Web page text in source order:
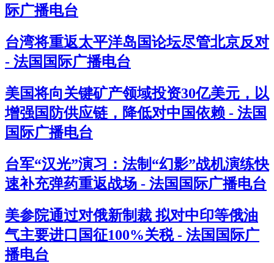
际广播电台
台湾将重返太平洋岛国论坛尽管北京反对
- 法国国际广播电台
美国将向关键矿产领域投资30亿美元，以
增强国防供应链，降低对中国依赖 - 法国
国际广播电台
台军“汉光”演习：法制“幻影”战机演练快
速补充弹药重返战场 - 法国国际广播电台
美参院通过对俄新制裁 拟对中印等俄油
气主要进口国征100%关税 - 法国国际广
播电台